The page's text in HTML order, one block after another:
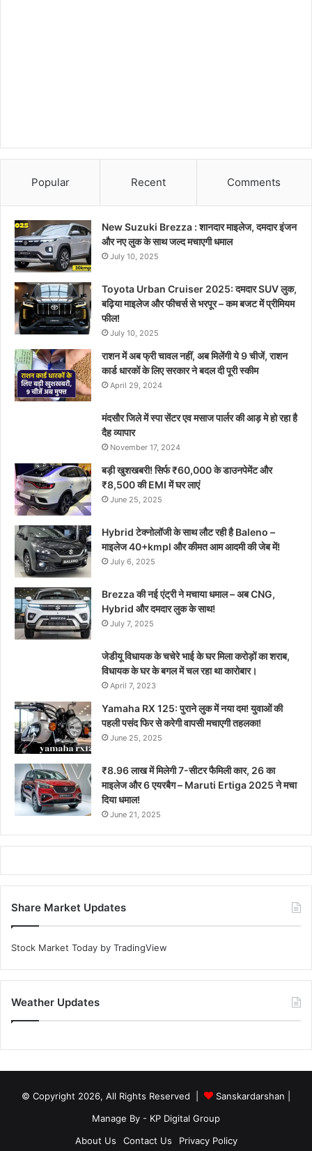
Popular Recent Comments
New Suzuki Brezza : शानदार माइलेज, दमदार इंजन
और नए लुक के साथ जल्द मचाएगी धमाल
July 10, 2025
Toyota Urban Cruiser 2025: दमदार SUV लुक,
बढ़िया माइलेज और फीचर्स से भरपूर – कम बजट में प्रीमियम
फील!
July 10, 2025
राशन में अब फ्री चावल नहीं, अब मिलेंगी ये 9 चीजें, राशन
कार्ड धारकों के लिए सरकार ने बदल दी पूरी स्कीम
April 29, 2024
मंदसौर जिले में स्पा सेंटर एव मसाज पार्लर की आड़ मे हो रहा है
दैह व्यापार
November 17, 2024
बड़ी खुशखबरी! सिर्फ ₹60,000 के डाउनपेमेंट और
₹8,500 की EMI में घर लाएं
June 25, 2025
Hybrid टेक्नोलॉजी के साथ लौट रही है Baleno –
माइलेज 40+kmpl और कीमत आम आदमी की जेब में!
July 6, 2025
Brezza की नई एंट्री ने मचाया धमाल – अब CNG,
Hybrid और दमदार लुक के साथ!
July 7, 2025
जेडीयू विधायक के चचेरे भाई के घर मिला करोड़ों का शराब,
विधायक के घर के बगल में चल रहा था कारोबार।
April 7, 2023
Yamaha RX 125: पुराने लुक में नया दम! युवाओं की
पहली पसंद फिर से करेगी वापसी मचाएगी तहलका!
June 25, 2025
₹8.96 लाख में मिलेगी 7-सीटर फैमिली कार, 26 का
माइलेज और 6 एयरबैग – Maruti Ertiga 2025 ने मचा
दिया धमाल!
June 21, 2025
Share Market Updates
Stock Market Today by TradingView
Weather Updates
© Copyright 2026, All Rights Reserved | Sanskardarshan
Manage By - KP Digital Group
About Us
Contact Us Privacy Policy